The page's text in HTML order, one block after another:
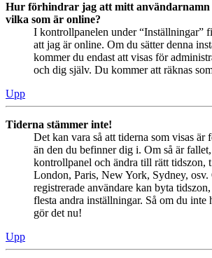
Hur förhindrar jag att mitt användarnamn
vilka som är online?
I kontrollpanelen under “Inställningar”
att jag är online. Om du sätter denna
kommer du endast att visas för
och dig själv. Du kommer att räknas
Upp
Tiderna stämmer inte!
Det kan vara så att tiderna som visas är
än den du befinner dig i. Om så är
kontrollpanel och ändra till rätt tidszon,
London, Paris, New York, Sydney, osv.
registrerade användare kan byta
flesta andra inställningar. Så om du inte
gör det nu!
Upp